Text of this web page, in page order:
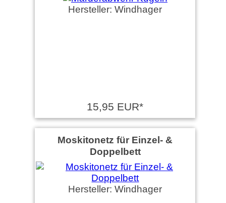
Hersteller: Windhager
15,95 EUR*
Moskitonetz für Einzel- &
Doppelbett
Hersteller: Windhager